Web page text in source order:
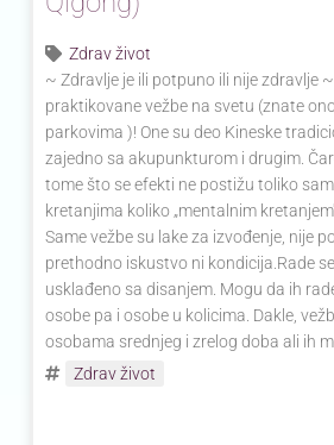
Zdrav život
~ Zdravlje je ili potpuno ili nije zdravlje
praktikovane vežbe na svetu (znate
parkovima )! One su deo Kineske
zajedno sa akupunkturom i drugim.
tome što se efekti ne postižu toliko
kretanjima koliko „mentalnim
Same vežbe su lake za izvođenje, nije
prethodno iskustvo ni kondicija.Rade
usklađeno sa disanjem. Mogu da ih
osobe pa i osobe u kolicima. Dakle,
osobama srednjeg i zrelog doba ali ih
Zdrav život